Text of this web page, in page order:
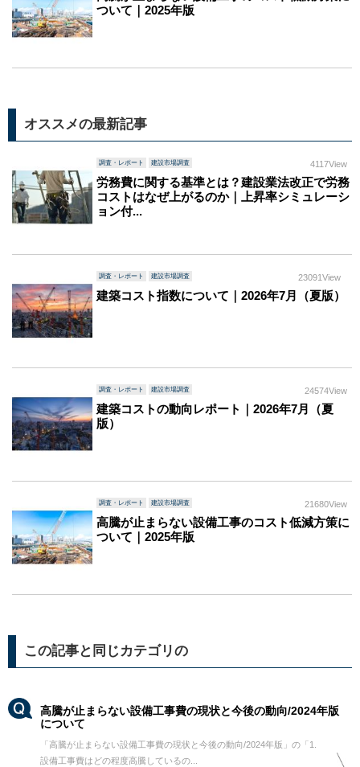
ついて｜2025年版
オススメの最新記事
調査・レポート 建設市場調査 4117View
労務費に関する基準とは？建設業法改正で労務
コストはなぜ上がるのか｜上昇率シミュレーシ
ョン付...
調査・レポート 建設市場調査 23091View
建築コスト指数について｜2026年7月（夏版）
調査・レポート 建設市場調査 24574View
建築コストの動向レポート｜2026年7月（夏
版）
調査・レポート 建設市場調査 21680View
高騰が止まらない設備工事のコスト低減方策に
ついて｜2025年版
この記事と同じカテゴリの
高騰が止まらない設備工事費の現状と今後の動向/2024年版
について
「高騰が止まらない設備工事費の現状と今後の動向/2024年版」の「1.
設備工事費はどの程度高騰しているの...